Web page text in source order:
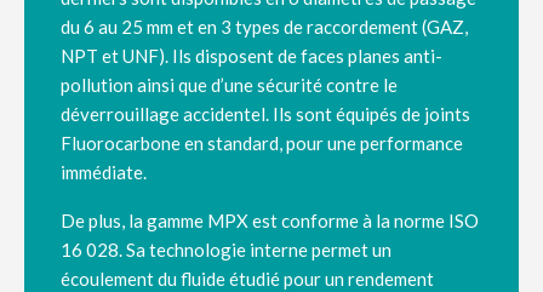
du 6 au 25 mm et en 3 types de raccordement (GAZ,
NPT et UNF). Ils disposent de faces planes anti-
pollution ainsi que d’une sécurité contre le
déverrouillage accidentel. Ils sont équipés de joints
Fluorocarbone en standard, pour une performance
immédiate.
De plus, la gamme MPX est conforme à la norme ISO
16 028. Sa technologie interne permet un
écoulement du fluide étudié pour un rendement